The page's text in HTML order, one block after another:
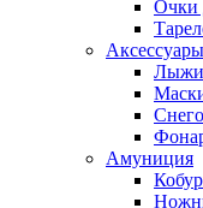
Очки
Лыжи
Амуниция